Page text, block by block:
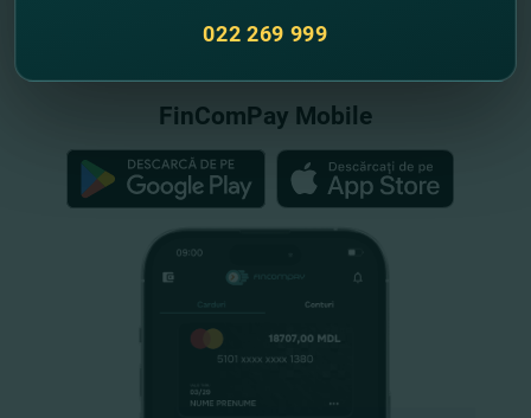
Schemei de Garantare a Depozitelor
FinComPay Mobile
022 269 999